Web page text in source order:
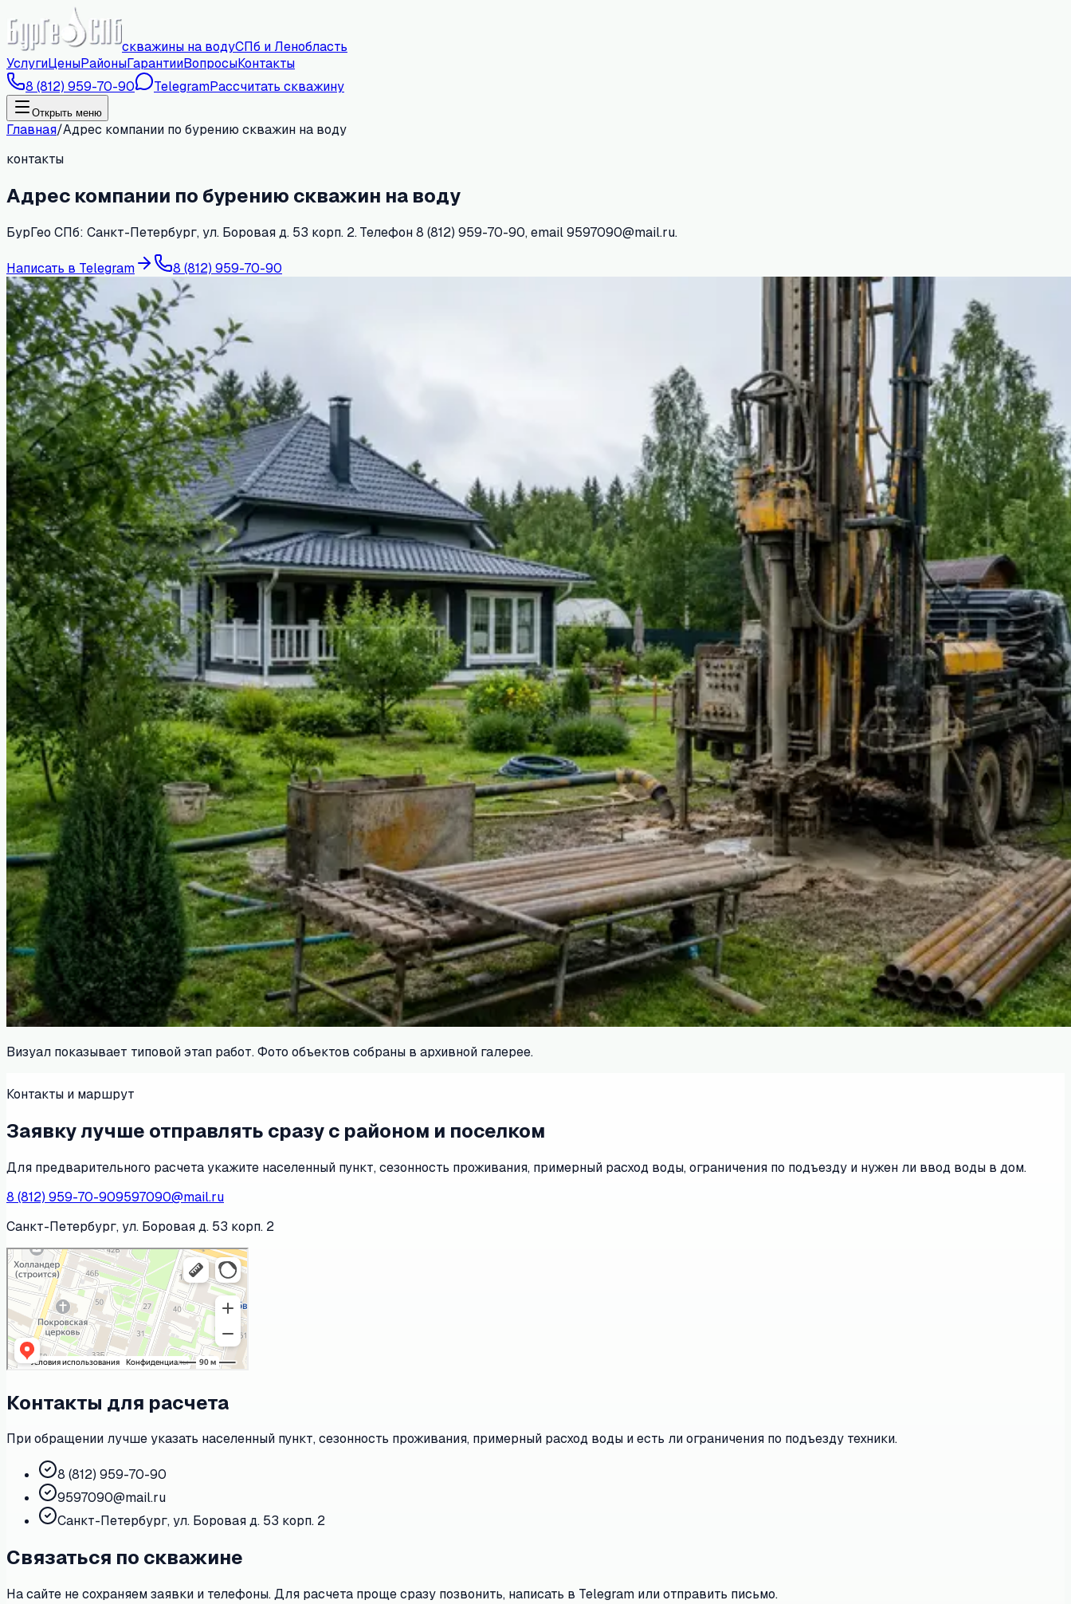
скважины на водуСПб и Ленобласть
УслугиЦеныРайоныГарантииВопросыКонтакты
8 (812) 959-70-90
TelegramРассчитать скважину
Открыть меню
Главная/Адрес компании по бурению скважин на воду
контакты
Адрес компании по бурению скважин на воду
БурГео СПб: Санкт-Петербург, ул. Боровая д. 53 корп. 2. Телефон 8 (812) 959-70-90, email 9597090@mail.ru.
Написать в Telegram 8 (812) 959-70-90
Визуал показывает типовой этап работ. Фото объектов собраны в архивной галерее.
Контакты и маршрут
Заявку лучше отправлять сразу с районом и поселком
Для предварительного расчета укажите населенный пункт, сезонность проживания, примерный расход воды, ограничения по подъезду и нужен ли ввод воды в дом.
8 (812) 959-70-909597090@mail.ru
Санкт-Петербург, ул. Боровая д. 53 корп. 2
Контакты для расчета
При обращении лучше указать населенный пункт, сезонность проживания, примерный расход воды и есть ли ограничения по подъезду техники.
8 (812) 959-70-90
9597090@mail.ru
Санкт-Петербург, ул. Боровая д. 53 корп. 2
Связаться по скважине
На сайте не сохраняем заявки и телефоны. Для расчета проще сразу позвонить, написать в Telegram или отправить письмо.